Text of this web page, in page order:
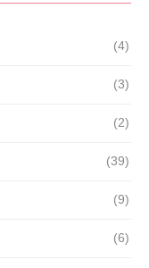
(4)
(3)
(2)
(39)
(9)
(6)